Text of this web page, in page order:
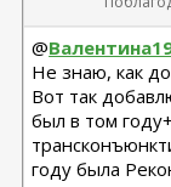
@
Не знаю, как
Вот так
был в том
году была